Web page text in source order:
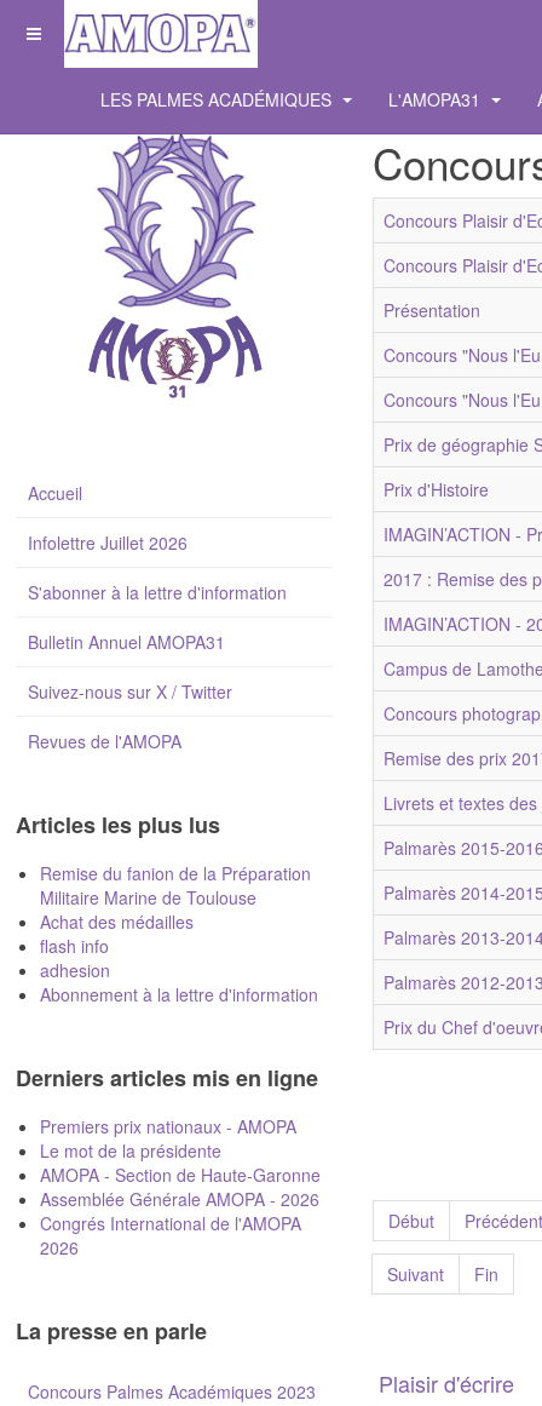
LES PALMES ACADÉMIQUES L'AMOPA31
Concours Plaisir
Concours Plaisir
Présentation
Concours "Nous
Concours "Nous
Prix de géographie
Prix d'Histoire
IMAGIN’ACTION -
2017 : Remise des
IMAGIN’ACTION -
Campus de
Concours
Remise des prix
Livrets et textes
Palmarès 2015-
Palmarès 2014-
Palmarès 2013-
Palmarès 2012-
Prix du Chef
Début Précédent
Suivant Fin
Plaisir d'écrire
Accueil
Infolettre Juillet 2026
S'abonner à la lettre d'information
Bulletin Annuel AMOPA31
Suivez-nous sur X / Twitter
Revues de l'AMOPA
Articles les plus lus
Remise du fanion de la Préparation
Militaire Marine de Toulouse
Achat des médailles
flash info
adhesion
Abonnement à la lettre d'information
Derniers articles mis en ligne
Premiers prix nationaux - AMOPA
Le mot de la présidente
AMOPA - Section de Haute-Garonne
Assemblée Générale AMOPA - 2026
Congrés International de l'AMOPA
2026
La presse en parle
Concours Palmes Académiques 2023